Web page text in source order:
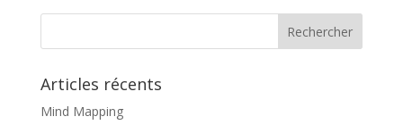
Articles récents
Mind Mapping